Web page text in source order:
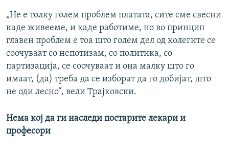
„Не е толку голем проблем платата, сите сме свесни
каде живееме, и каде работиме, но во принцип
главен проблем е тоа што голем дел од колегите се
соочуваат со непотизам, со политика, со
партизација, се соочуваат и она малку што го
имаат, (да) треба да се изборат да го добијат, што
не оди лесно“, вели Трајковски.
Нема кој да ги наследи постарите лекари и
професори